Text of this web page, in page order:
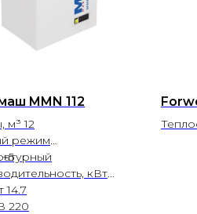
MMN 112
м³ 12
режим
кВт
220